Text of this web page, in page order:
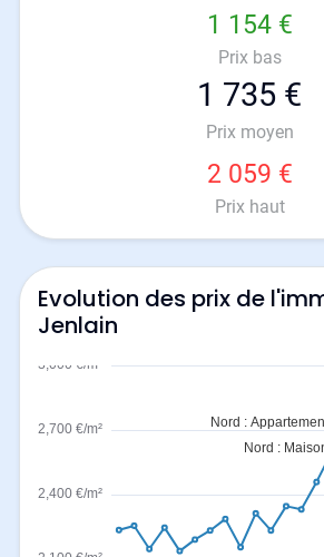
1 154 €
Prix bas
1 735 €
Prix moyen
2 059 €
Prix haut
Evolution des prix de
Jenlain